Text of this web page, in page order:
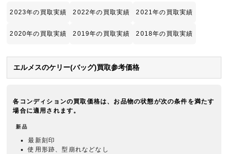
2023年の買取実績 2022年の買取実績 2021年の買取実績
2020年の買取実績 2019年の買取実績 2018年の買取実績
エルメスのケリー(バッグ)買取参考価格
各コンディションの買取価格は、お品物の状態が次の条件を満たす
場合に適用されます。
新品
最新刻印
使用形跡、型崩れなどなし